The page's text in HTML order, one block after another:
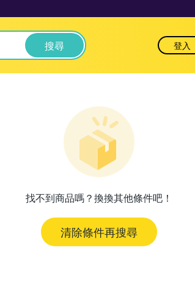
搜尋 登入
找不到商品嗎？換換其他條件吧！
清除條件再搜尋